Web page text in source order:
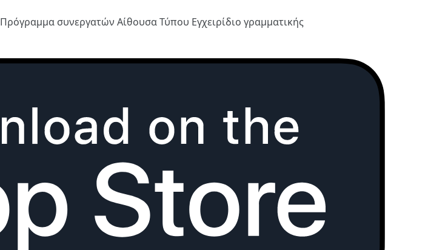
Πρόγραμμα συνεργατών Αίθουσα Τύπου Εγχειρίδιο γραμματικής